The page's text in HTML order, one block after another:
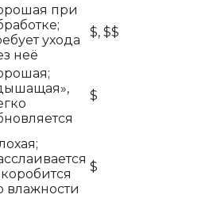
при
ухода
неё
$, $$
$
влажности
$